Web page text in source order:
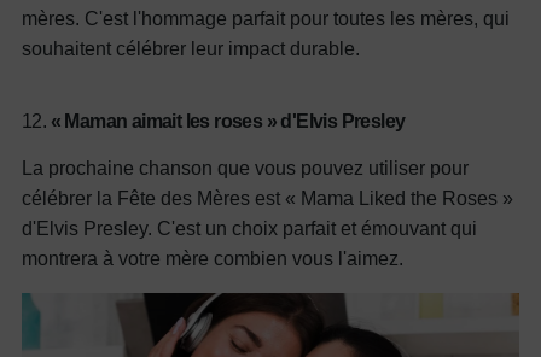
mères. C'est l'hommage parfait pour toutes les mères, qui
souhaitent célébrer leur impact durable.
12. « Maman aimait les roses » d'Elvis Presley
La prochaine chanson que vous pouvez utiliser pour
célébrer la Fête des Mères est « Mama Liked the Roses »
d'Elvis Presley. C'est un choix parfait et émouvant qui
montrera à votre mère combien vous l'aimez.